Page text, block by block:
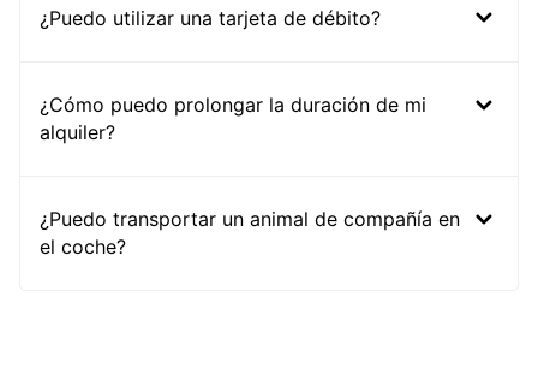
¿Puedo utilizar una tarjeta de débito?
¿Cómo puedo prolongar la duración de mi
alquiler?
¿Puedo transportar un animal de compañía en
el coche?